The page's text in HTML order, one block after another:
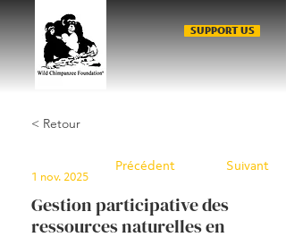
SUPPORT US
< Retour
Gestion participative des
ressources naturelles en
1 nov. 2025
Précédent Suivant